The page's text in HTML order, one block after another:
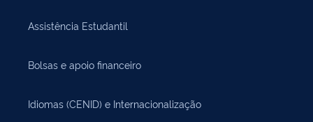
Assistência Estudantil
Bolsas e apoio financeiro
Idiomas (CENID) e Internacionalização